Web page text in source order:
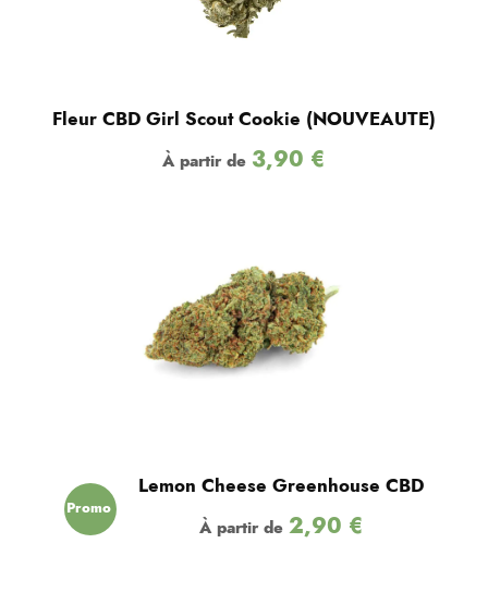
Fleur CBD Girl Scout Cookie (NOUVEAUTE)
À partir de 3,90 €
Promo
Lemon Cheese Greenhouse CBD
À partir de 2,90 €